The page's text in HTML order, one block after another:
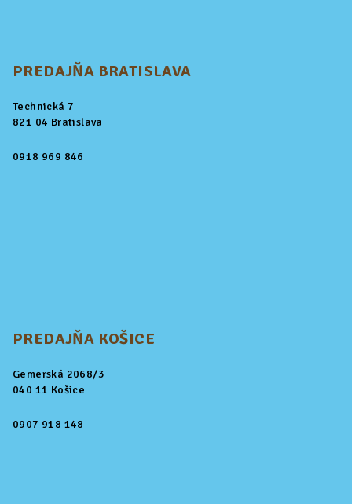
PREDAJŇA BRATISLAVA
Technická 7
821 04 Bratislava
0918 969 846
PREDAJŇA KOŠICE
Gemerská 2068/3
040 11 Košice
0907 918 148